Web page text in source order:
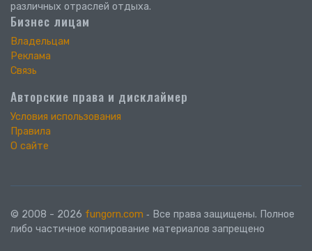
различных отраслей отдыха.
Бизнес лицам
Владельцам
Реклама
Связь
Авторские права и дисклаймер
Условия использования
Правила
О сайте
© 2008 - 2026 fungorn.com ‐ Все права защищены. Полное
либо частичное копирование материалов запрещено